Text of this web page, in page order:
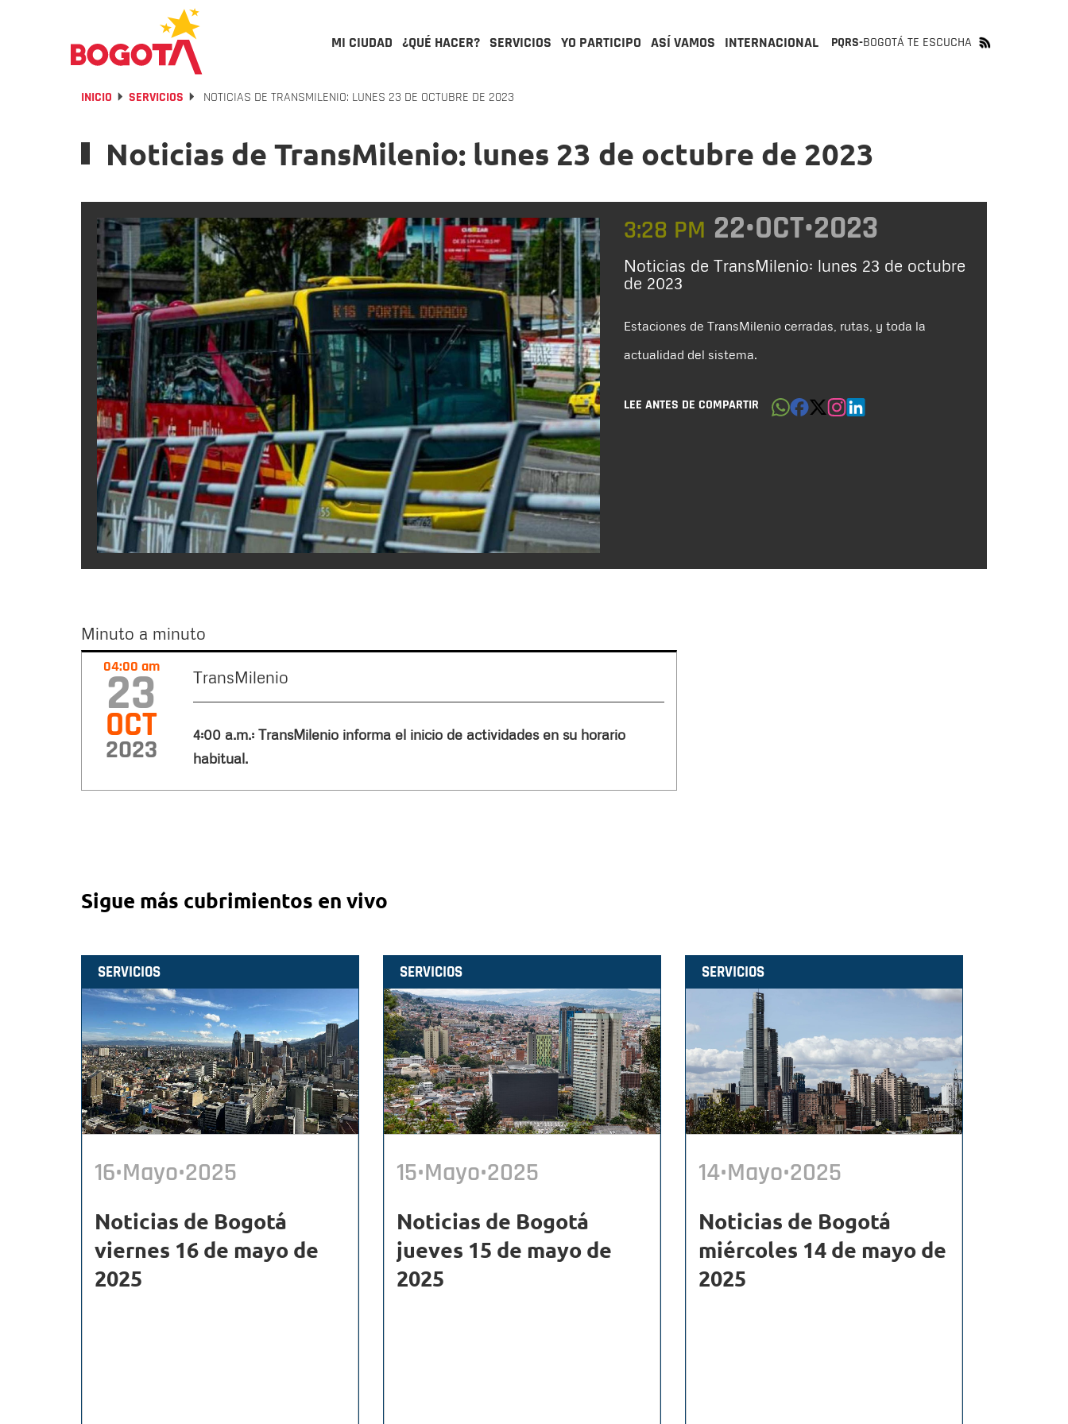
MI CIUDAD ¿QUÉ HACER? SERVICIOS YO PARTICIPO ASÍ VAMOS INTERNACIONAL PQRS-BOGOTÁ TE ESCUCHA
INICIO SERVICIOS NOTICIAS DE TRANSMILENIO: LUNES 23 DE OCTUBRE DE 2023
Noticias de TransMilenio: lunes 23 de octubre de 2023
3:28 PM 22•OCT•2023
Noticias de TransMilenio: lunes 23 de octubre
de 2023
Estaciones de TransMilenio cerradas, rutas, y toda la
actualidad del sistema.
LEE ANTES DE COMPARTIR
Minuto a minuto
Minuto
minuto
04:00 am
23
OCT
2023
TransMilenio
4:00 a.m.: TransMilenio informa el inicio de actividades en su horario
habitual.
Sigue más cubrimientos en vivo
SERVICIOS
16•Mayo•2025
Noticias de Bogotá
viernes 16 de mayo de
2025
SERVICIOS
15•Mayo•2025
Noticias de Bogotá
jueves 15 de mayo de
2025
SERVICIOS
14•Mayo•2025
Noticias de Bogotá
miércoles 14 de mayo de
2025